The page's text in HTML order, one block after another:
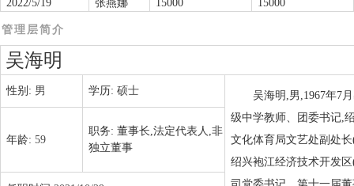
2022/5/19 张燕娜 15000 15000
管理层简介
吴海明
性别: 男 学历: 硕士
吴海明,男,1967年7
级中学教师、团委书记,
文化体育局文艺处副处
绍兴袍江经济技术开发
年龄: 59
职务: 董事长,法定代表人,非
独立董事